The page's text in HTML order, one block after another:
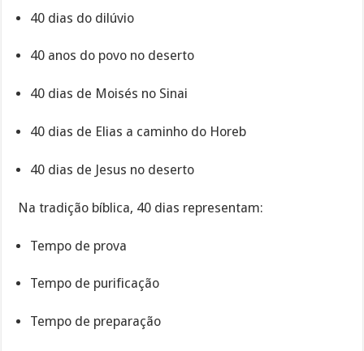
40 dias do dilúvio
40 anos do povo no deserto
40 dias de Moisés no Sinai
40 dias de Elias a caminho do Horeb
40 dias de Jesus no deserto
Na tradição bíblica, 40 dias representam:
Tempo de prova
Tempo de purificação
Tempo de preparação